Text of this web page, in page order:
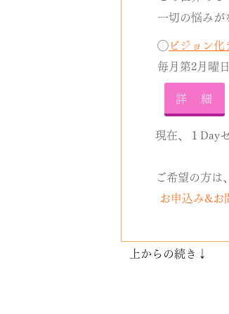
一切の悩み
◯ビジョン化
毎月第2月曜
詳 細
現在、１Day
ご希望の方は
お申込み&お
上からの続き↓